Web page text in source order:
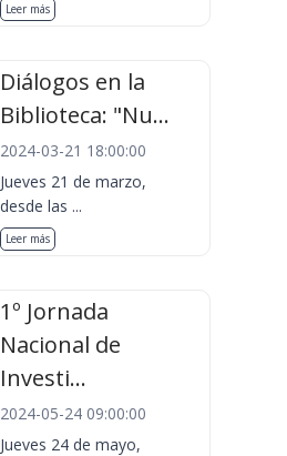
Leer más
Diálogos en la
Biblioteca: "Nu...
2024-03-21 18:00:00
Jueves 21 de marzo,
desde las ...
Leer más
1º Jornada
Nacional de
Investi...
2024-05-24 09:00:00
Jueves 24 de mayo,